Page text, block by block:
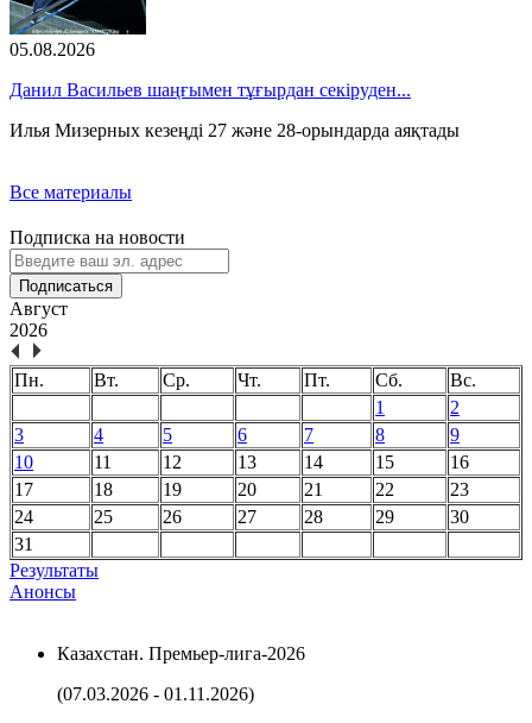
05.08.2026
Данил Васильев шаңғымен тұғырдан секіруден...
Илья Мизерных кезеңді 27 және 28-орындарда аяқтады
Все материалы
Подписка на новости
Подписаться
Август
2026
Пн. Вт. Ср. Чт. Пт. Сб.
Вс.
1
2
3
4 5 6 7 8
9
10
11 12 13 14 15
16
17
18 19 20 21 22
23
24
25 26 27 28 29
30
31
Результаты
Анонсы
Казахстан. Премьер-лига-2026
(07.03.2026 - 01.11.2026)